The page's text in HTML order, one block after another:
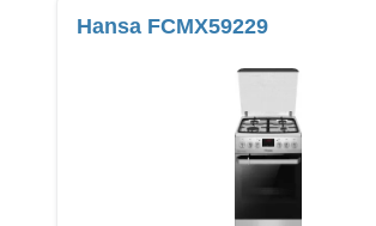
Hansa FCMX59229